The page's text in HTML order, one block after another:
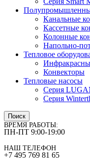
Канальные
Кассетные
Колонные
Напольно-
Тепловое
Конвекторы
Тепловые насосы
Серия
Серия
Поиск
ВРЕМЯ РАБОТЫ:
ПН-ПТ 9:00-19:00
НАШ ТЕЛЕФОН
+7 495 769 81 65